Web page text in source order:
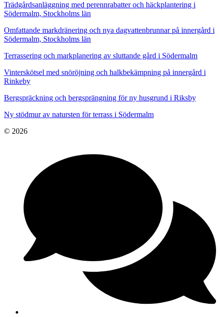
Trädgårdsanläggning med perennrabatter och häckplantering i
Södermalm, Stockholms län
Omfattande markdränering och nya dagvattenbrunnar på innergård i
Södermalm, Stockholms län
Terrassering och markplanering av sluttande gård i Södermalm
Vinterskötsel med snöröjning och halkbekämpning på innergård i
Rinkeby
Bergspräckning och bergsprängning för ny husgrund i Riksby
Ny stödmur av natursten för terrass i Södermalm
© 2026